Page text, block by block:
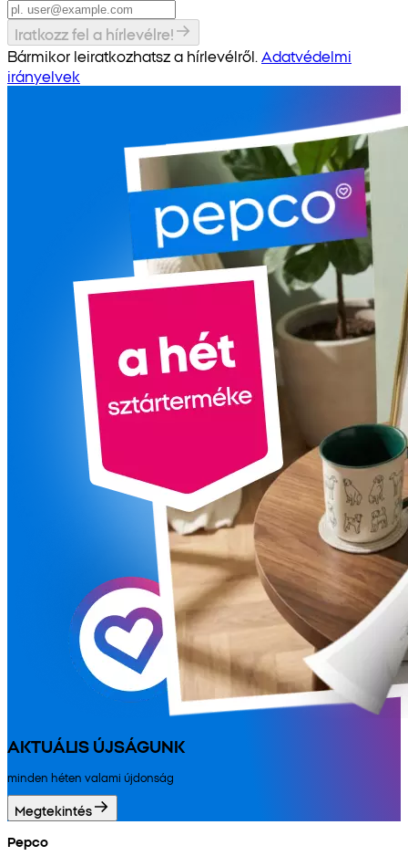
Iratkozz fel a hírlevélre!
Bármikor leiratkozhatsz a hírlevélről. Adatvédelmi
irányelvek
AKTUÁLIS ÚJSÁGUNK
minden héten valami újdonság
Megtekintés
Pepco